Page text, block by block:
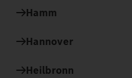
Hamm
Hannover
Heilbronn